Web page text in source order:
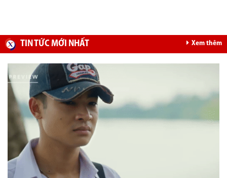
TIN TỨC MỚI NHẤT Xem thêm